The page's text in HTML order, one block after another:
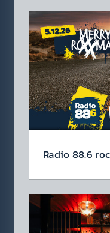
Wir blicken auf
Radio 88.6
Auch 2026 heißt
Jetzt schon die
checken.